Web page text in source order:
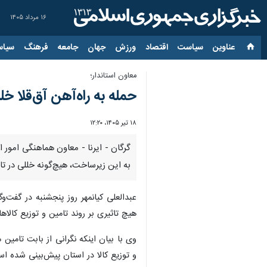
۱۶ مرداد ۱۴۰۵
عناوین‌ سیاست اقتصاد ورزش جهان جامعه فرهنگ
معاون استاندار؛
حمله به راه‌آهن آق‌قلا
۱۸ تیر ۱۴۰۵، ۱۲:۲۰